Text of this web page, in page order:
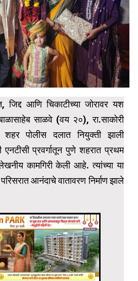
जिद्द आणि चिकाटीच्या जोरावर यश
साळवे (वय २०), रा.साकोरी
पोलीस दलात नियुक्ती झाली
प्रवर्गातून पुणे शहरात प्रथम
कामगिरी केली आहे. त्यांच्या या
आनंदाचे वातावरण निर्माण झाले